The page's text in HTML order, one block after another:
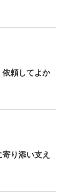
依頼してよか
り添い支え